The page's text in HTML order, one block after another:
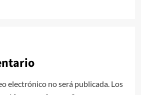
electrónico no será publicada. Los